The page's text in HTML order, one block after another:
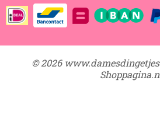
© 2026